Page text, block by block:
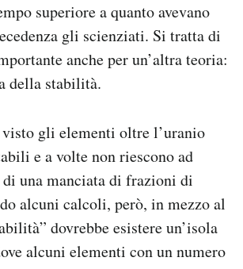
superiore a quanto avevano
gli scienziati. Si tratta di
anche per un’altra teoria:
della stabilità.
gli elementi oltre l’uranio
e a volte non riescono ad
una manciata di frazioni di
alcuni calcoli, però, in mezzo al
dovrebbe esistere un’isola
alcuni elementi con un numero